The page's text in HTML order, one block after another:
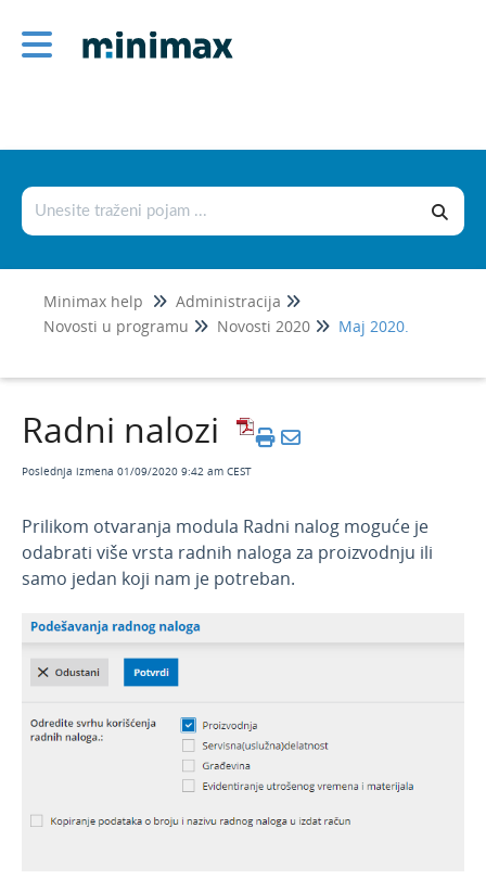
Minimax help
Administracija
Novosti u programu
Novosti 2020 Maj 2020.
Šifarnici
Podešavanje štampe i numerisanje
dokumenata
Jul 2026
April 2026
Mart 2026
Decembar 2025
Novembar 2025
Jul 2025
Jun 2025
April 2025
Mart 2025
Januar 2025
Radni nalozi
Poslednja izmena 01/09/2020 9:42 am CEST
Prilikom otvaranja modula Radni nalog moguće je
odabrati više vrsta radnih naloga za proizvodnju ili
samo jedan koji nam je potreban.